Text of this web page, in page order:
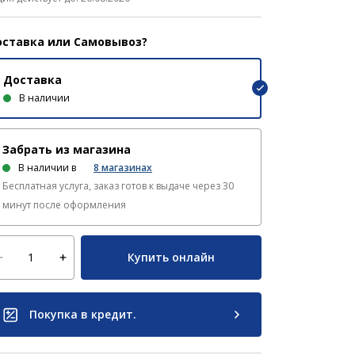
или Самовывоз?
Доставка
В наличии
Забрать из магазина
В наличии в 8 магазинах
Бесплатная услуга, заказ готов к выдаче через 30
минут после оформления
Купить онлайн
Покупка в кредит.